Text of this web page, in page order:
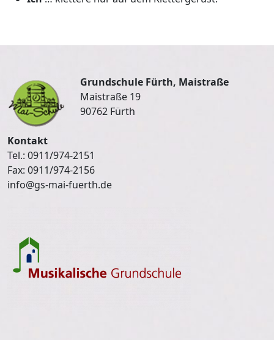
Grundschule Fürth, Maistraße
Maistraße 19
90762 Fürth
Kontakt
Tel.: 0911/974-2151
Fax: 0911/974-2156
info@gs-mai-fuerth.de